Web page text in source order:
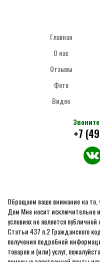
Главная
О нас
Отзывы
Фото
Видео
+7
Обращаем ваше внимание на
Дом Мне носит исключительно
условиях не является
Статьи 437 п.2 Гражданского
получения подробной
товаров и (или) услуг,